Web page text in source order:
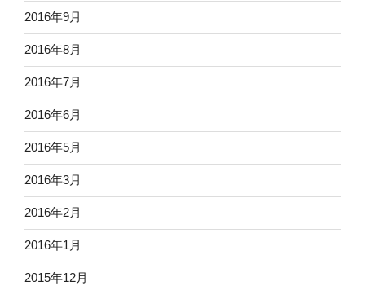
2016年9月
2016年8月
2016年7月
2016年6月
2016年5月
2016年3月
2016年2月
2016年1月
2015年12月